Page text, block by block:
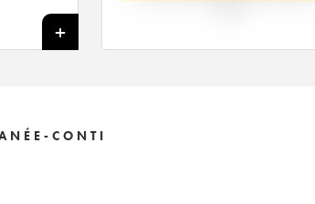
+
CONTI